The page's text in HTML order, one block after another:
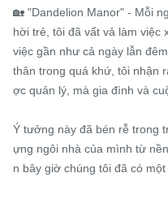
🏡 "Dandelion Manor" - Mỗi
hời trẻ, tôi đã vất vả làm việc
việc gần như cả ngày lẫn
thân trong quá khứ, tôi nhận
ợc quản lý, mà gia đình và
Ý tưởng này đã bén rễ trong
ựng ngôi nhà của mình từ
n bây giờ chúng tôi đã có